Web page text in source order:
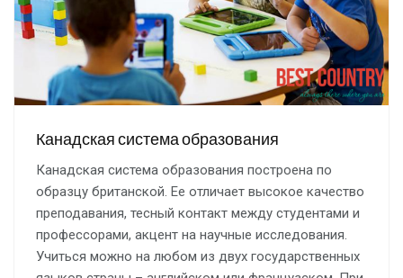
Канадская система образования
Канадская система образования построена по
образцу британской. Ее отличает высокое качество
преподавания, тесный контакт между студентами и
профессорами, акцент на научные исследования.
Учиться можно на любом из двух государственных